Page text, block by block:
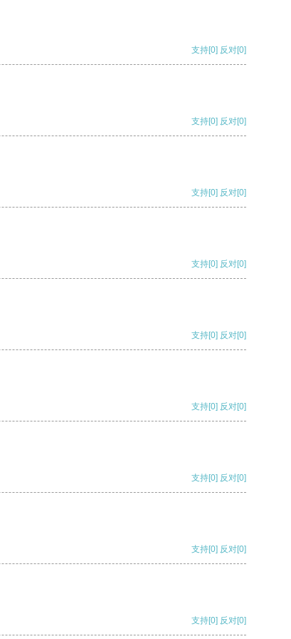
支持[0] 反对[0]
支持[0] 反对[0]
支持[0] 反对[0]
支持[0] 反对[0]
支持[0] 反对[0]
支持[0] 反对[0]
支持[0] 反对[0]
支持[0] 反对[0]
支持[0] 反对[0]